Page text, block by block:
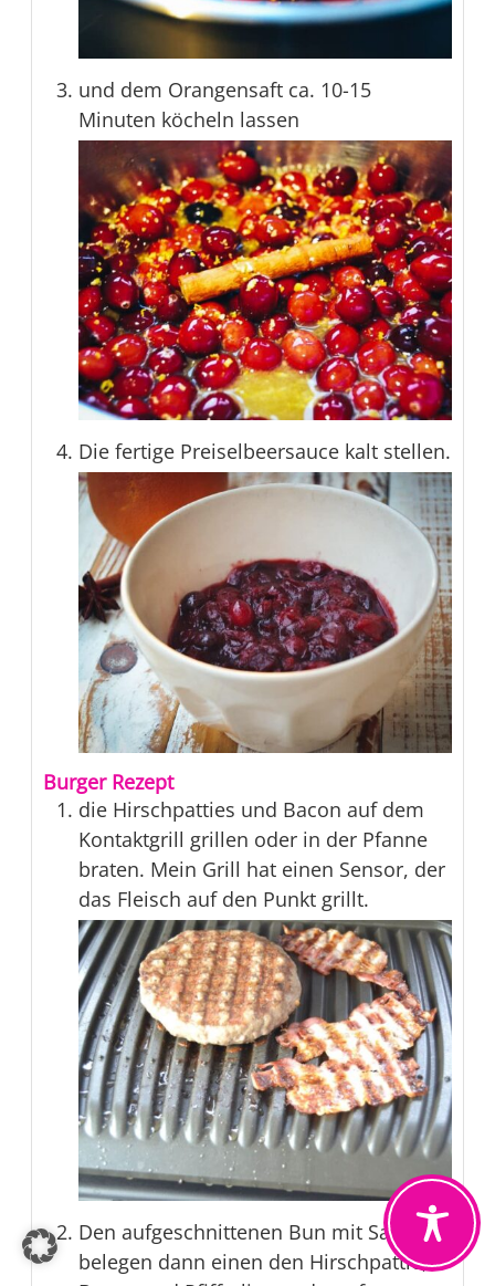
und dem Orangensaft ca. 10-15
Minuten köcheln lassen
Die fertige Preiselbeersauce kalt stellen.
Burger Rezept
die Hirschpatties und Bacon auf dem
Kontaktgrill grillen oder in der Pfanne
braten. Mein Grill hat einen Sensor, der
das Fleisch auf den Punkt grillt.
Den aufgeschnittenen Bun mit Salat
belegen dann einen den Hirschpattie,